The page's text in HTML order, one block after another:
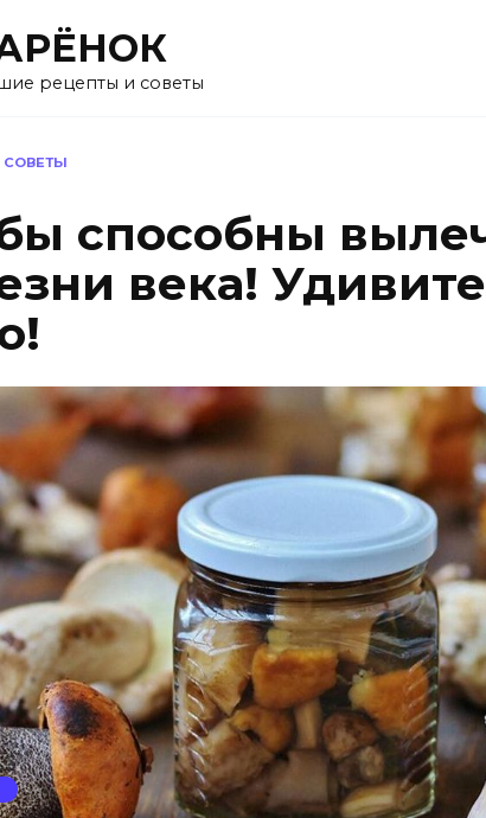
рецепты и советы
СОВЕТЫ
способны
века!